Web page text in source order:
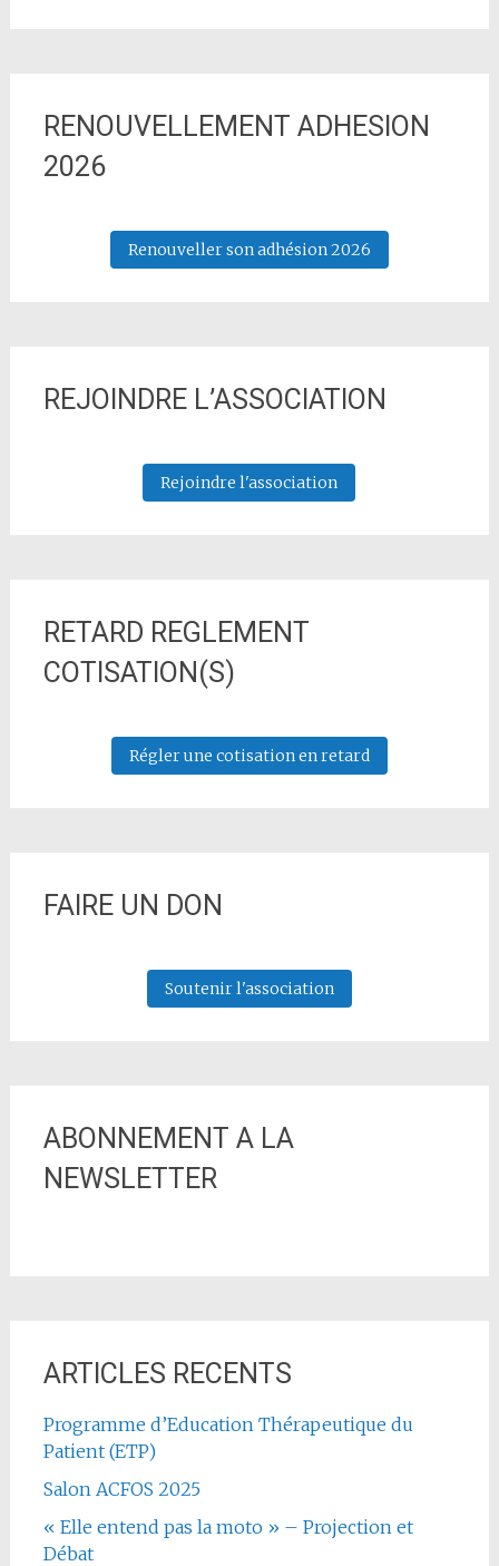
RENOUVELLEMENT ADHESION
2026
Renouveller son adhésion 2026
REJOINDRE L’ASSOCIATION
Rejoindre l'association
RETARD REGLEMENT
COTISATION(S)
Régler une cotisation en retard
FAIRE UN DON
Soutenir l'association
ABONNEMENT A LA
NEWSLETTER
ARTICLES RECENTS
Programme d’Education Thérapeutique du
Patient (ETP)
Salon ACFOS 2025
« Elle entend pas la moto » – Projection et
Débat